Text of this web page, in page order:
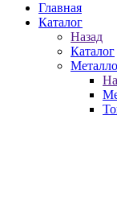
Главная
Каталог
Назад
Каталог